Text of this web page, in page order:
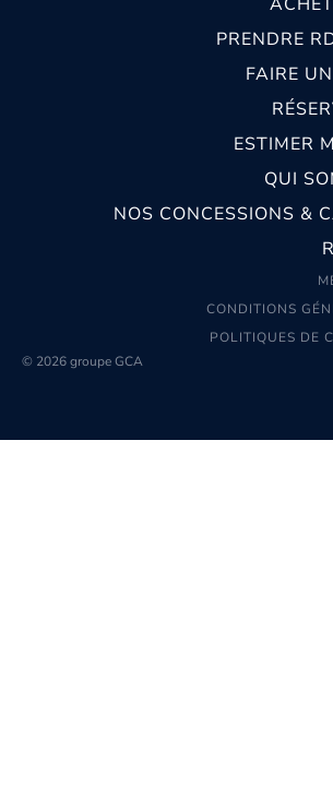
PRENDRE
FAIRE
ESTIMER
QUI
NOS CONCESSIONS &
CONDITIONS
POLITIQUES DE
© 2026 groupe GCA